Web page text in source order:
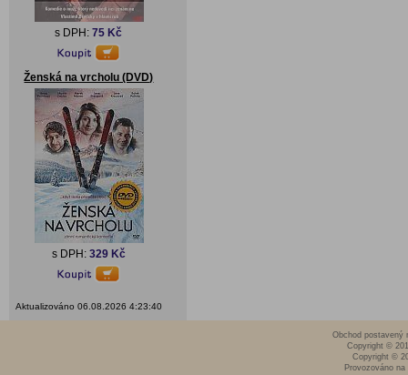
s DPH:75 Kč
Ženská na vrcholu (DVD)
s DPH: 329 Kč
Aktualizováno 06.08.2026 4:23:40
Obchod postavený
Copyright ©
Copyright ©
Provozováno